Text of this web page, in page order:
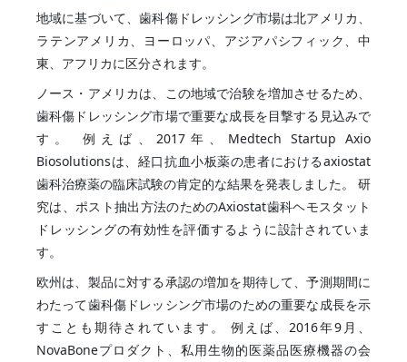
地域に基づいて、歯科傷ドレッシング市場は北アメリカ、
ラテンアメリカ、ヨーロッパ、アジアパシフィック、中
東、アフリカに区分されます。
ノース・アメリカは、この地域で治験を増加させるため、
歯科傷ドレッシング市場で重要な成長を目撃する見込みで
す。 例えば、2017年、Medtech Startup Axio
Biosolutionsは、経口抗血小板薬の患者におけるaxiostat
歯科治療薬の臨床試験の肯定的な結果を発表しました。 研
究は、ポスト抽出方法のためのAxiostat歯科ヘモスタット
ドレッシングの有効性を評価するように設計されていま
す。
欧州は、製品に対する承認の増加を期待して、予測期間に
わたって歯科傷ドレッシング市場のための重要な成長を示
すことも期待されています。 例えば、2016年9月、
NovaBoneプロダクト、私用生物的医薬品医療機器の会